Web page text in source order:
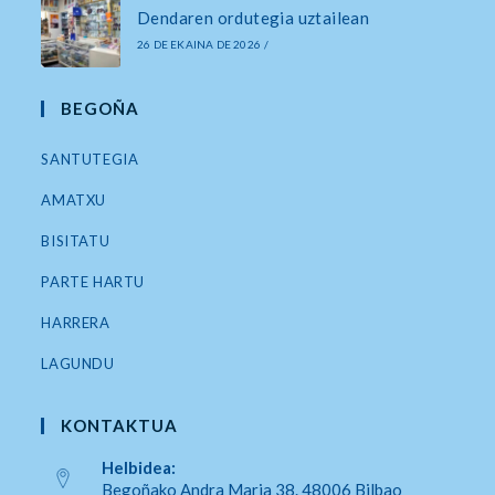
Dendaren ordutegia uztailean
26 DE EKAINA DE 2026 /
BEGOÑA
SANTUTEGIA
AMATXU
BISITATU
PARTE HARTU
HARRERA
LAGUNDU
KONTAKTUA
Helbidea:
Begoñako Andra Maria 38. 48006 Bilbao